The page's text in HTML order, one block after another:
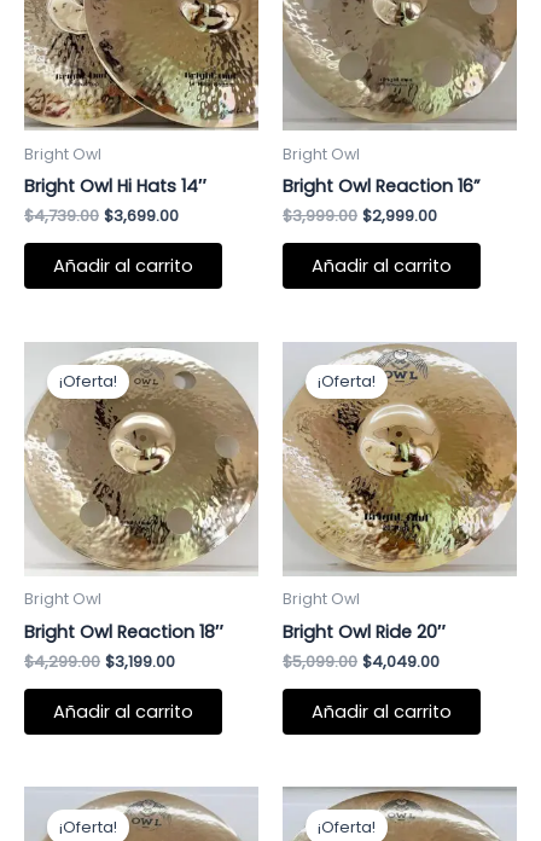
Bright Owl
Bright Owl Hi Hats 14″
$4,739.00 $3,699.00
Añadir al carrito
Bright Owl
Bright Owl Reaction 16”
$3,999.00 $2,999.00
Añadir al carrito
¡Oferta!
Bright Owl
Bright Owl Reaction 18″
$4,299.00
El
precio
original
era:
$4,299.00.
$3,199.00
El
precio
actual
es:
$3,199.00.
Añadir al carrito
¡Oferta!
Bright Owl
Bright Owl Ride 20″
$5,099.00
El
precio
original
era:
$5,099.00.
$4,049.00
El
precio
actual
es:
$4,049.00.
Añadir al carrito
¡Oferta!
El
precio
El
precio
¡Oferta!
El
precio
El
precio